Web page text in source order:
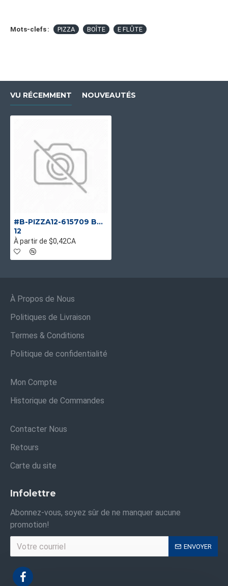
Mots-clefs : PIZZA BOÎTE E FLÛTE
VU RÉCEMMENT NOUVEAUTÉS
#B-PIZZA12-615709 BOITE PIZZA BLANCHE E FLÛTE, INDBAGS
12
À partir de $0,42CA
À Propos de Nous
Politiques de Livraison
Termes & Conditions
Politique de confidentialité
Mon Compte
Historique de Commandes
Contacter Nous
Retours
Carte du site
Infolettre
Abonnez-vous, soyez sûr de ne manquer aucune
promotion!
ENVOYER